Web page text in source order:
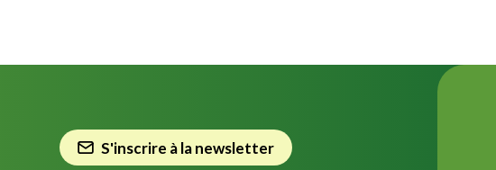
S'inscrire à la newsletter